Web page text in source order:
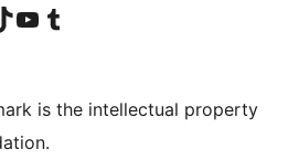
de Instagram
de LinkedIn
cuenta de TikTok
Visitá nuestro canal de YouTube
Visitá nuestra cuenta de Tumblr
is the intellectual property